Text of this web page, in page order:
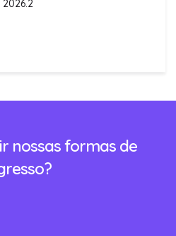
nossas formas de